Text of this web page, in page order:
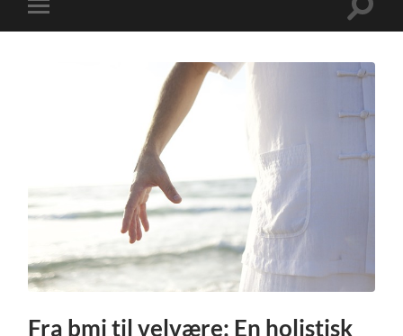
Toggle
mobile
Toggle
Fra bmi til velvære: En holistisk